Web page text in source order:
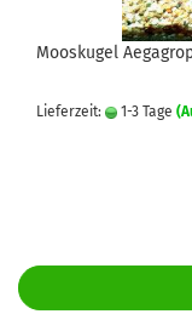
Mooskugel
Lieferzeit: 1-3 Tage